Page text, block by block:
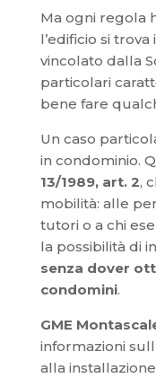
Ma ogni regola
l’edificio si
vincolato dalla
particolari
bene fare
Un caso
in condominio.
13/1989, art. 2,
mobilità: alle
tutori o a chi
la possibilità di
senza dover
condomini.
GME
informazioni
alla